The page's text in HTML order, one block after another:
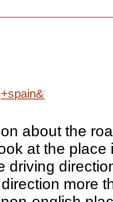
about the
at the place
driving
more